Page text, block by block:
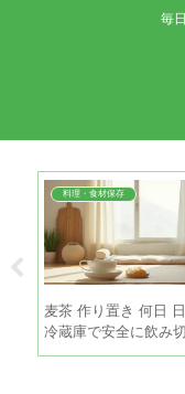
毎
料理・食材保存
麦茶 作り置き 何日 日
冷蔵庫で安全に飲み
と保存のコツ